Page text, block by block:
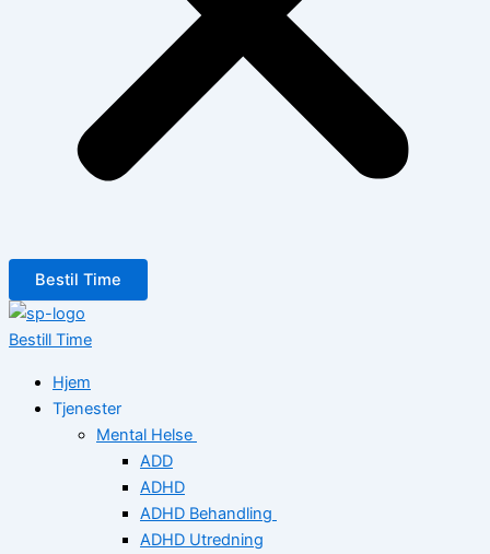
Bestil Time
Bestill Time
Hjem
Tjenester
Mental Helse
ADD
ADHD
ADHD Behandling
ADHD Utredning